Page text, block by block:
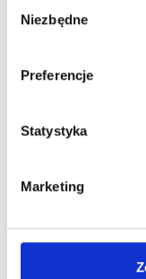
zgody
Niezbędne
Preferencje
Statystyka
Marketing
po świetlny